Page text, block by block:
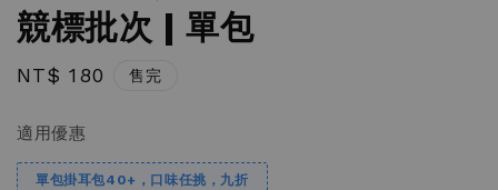
競標批次 | 單包
Regular
NT$ 180 售完
適用優惠
單包掛耳包40+，口味任挑，九折